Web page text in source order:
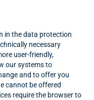
in the data protection
necessary
user-friendly,
our systems to
and to offer you
cannot be offered
require the browser to